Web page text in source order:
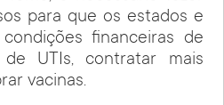
para que os estados e
financeiras de
UTIs, contratar mais
vacinas.